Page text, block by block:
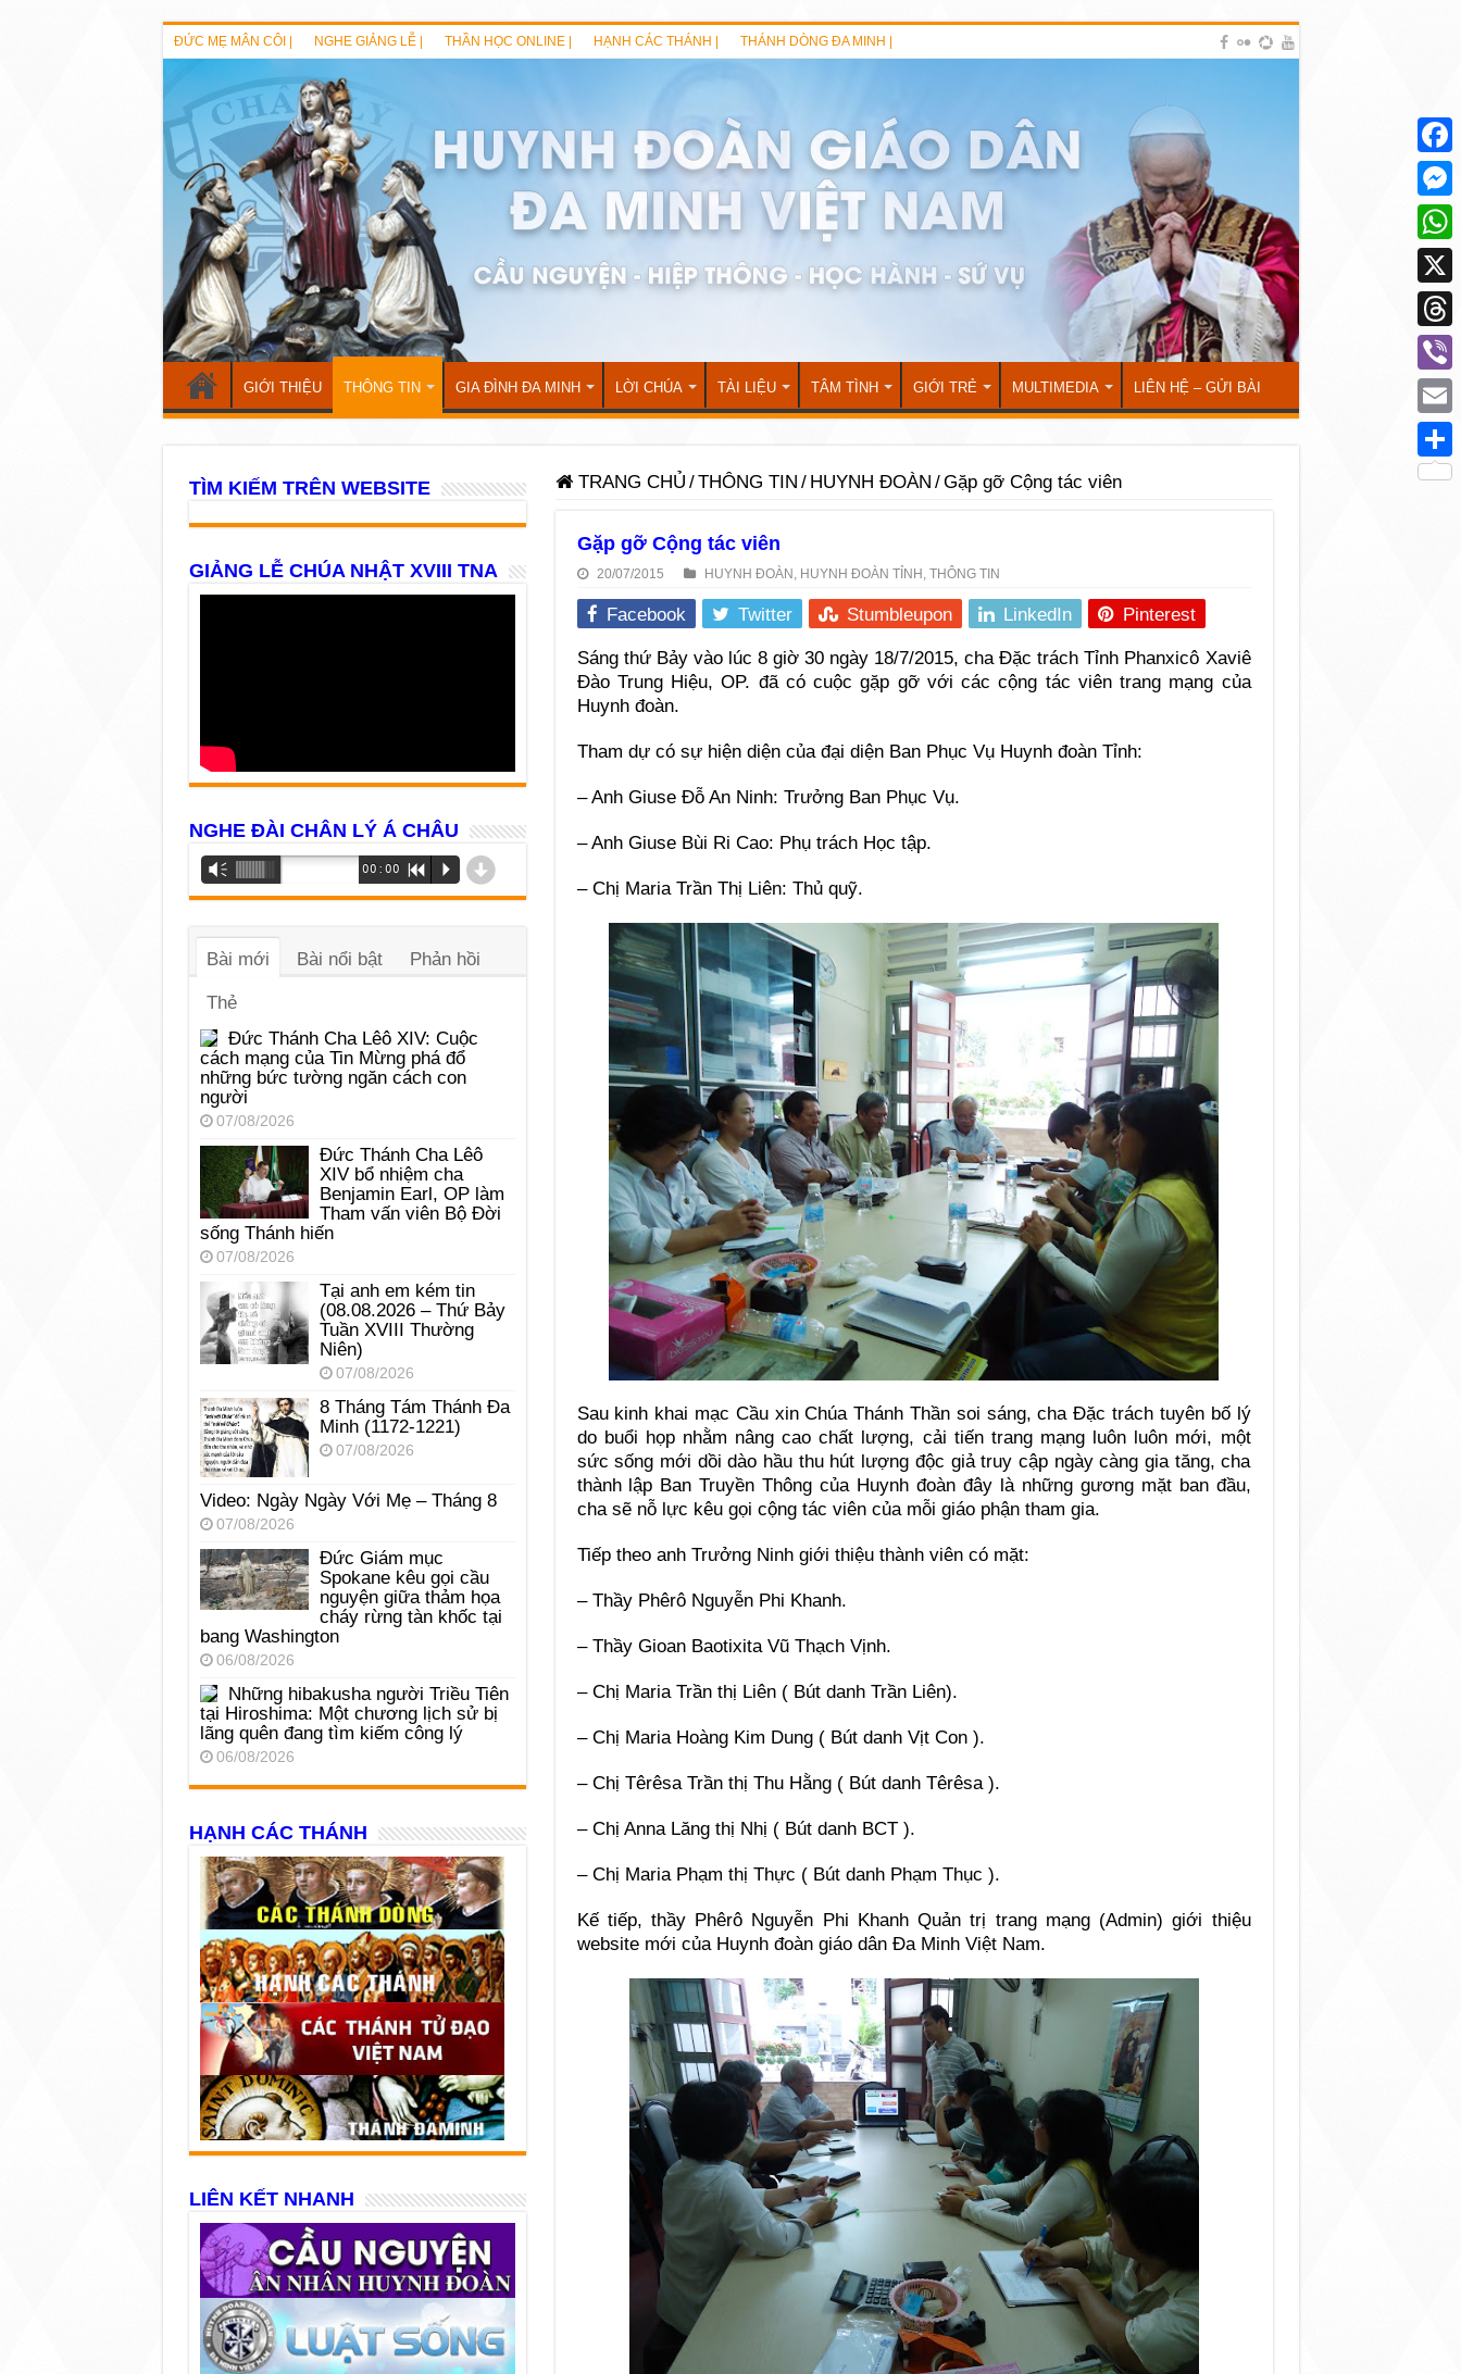
ĐỨC MẸ MÂN CÔI | NGHE GIẢNG LỄ | THẦN HỌC ONLINE | HẠNH CÁC THÁNH | THÁNH DÒNG ĐA MINH |
GIỚI THIỆU THÔNG TIN GIA ĐÌNH ĐA MINH LỜI CHÚA TÀI LIỆU TÂM TÌNH GIỚI TRẺ MULTIMEDIA LIÊN HỆ – GỬI BÀI
TRANG CHỦ /THÔNG TIN / HUYNH ĐOÀN /Gặp gỡ Cộng tác viên
Gặp gỡ Cộng tác viên
20/07/2015 HUYNH ĐOÀN , HUYNH ĐOÀN TỈNH , THÔNG TIN
Facebook Twitter Stumbleupon LinkedIn Pinterest
Sáng thứ Bảy vào lúc 8 giờ 30 ngày 18/7/2015, cha Đặc trách Tỉnh Phanxicô Xaviê
Đào Trung Hiệu, OP. đã có cuộc gặp gỡ với các cộng tác viên trang mạng của
Huynh đoàn.
Tham dự có sự hiện diện của đại diện Ban Phục Vụ Huynh đoàn Tỉnh:
– Anh Giuse Đỗ An Ninh: Trưởng Ban Phục Vụ.
– Anh Giuse Bùi Ri Cao: Phụ trách Học tập.
– Chị Maria Trần Thị Liên: Thủ quỹ.
Sau kinh khai mạc Cầu xin Chúa Thánh Thần soi sáng, cha Đặc trách tuyên bố lý
do buổi họp nhằm nâng cao chất lượng, cải tiến trang mạng luôn luôn mới, một
sức sống mới dồi dào hầu thu hút lượng độc giả truy cập ngày càng gia tăng, cha
thành lập Ban Truyền Thông của Huynh đoàn đây là những gương mặt ban đầu,
cha sẽ nỗ lực kêu gọi cộng tác viên của mỗi giáo phận tham gia.
Tiếp theo anh Trưởng Ninh giới thiệu thành viên có mặt:
– Thầy Phêrô Nguyễn Phi Khanh.
– Thầy Gioan Baotixita Vũ Thạch Vịnh.
– Chị Maria Trần thị Liên ( Bút danh Trần Liên).
– Chị Maria Hoàng Kim Dung ( Bút danh Vịt Con ).
– Chị Têrêsa Trần thị Thu Hằng ( Bút danh Têrêsa ).
– Chị Anna Lăng thị Nhị ( Bút danh BCT ).
– Chị Maria Phạm thị Thực ( Bút danh Phạm Thục ).
Kế tiếp, thầy Phêrô Nguyễn Phi Khanh Quản trị trang mạng (Admin) giới thiệu
website mới của Huynh đoàn giáo dân Đa Minh Việt Nam.
TÌM KIẾM TRÊN WEBSITE
GIẢNG LỄ CHÚA NHẬT XVIII TNA
NGHE ĐÀI CHÂN LÝ Á CHÂU
Trình
phát
âm
Vm 00:00 R P d
Bài mới Bài nổi bật Phản hồi
Thẻ
Đức Thánh Cha Lêô XIV: Cuộc
cách mạng của Tin Mừng phá đổ
những bức tường ngăn cách con
người
07/08/2026
Đức Thánh Cha Lêô
XIV bổ nhiệm cha
Benjamin Earl, OP làm
Tham vấn viên Bộ Đời
sống Thánh hiến
07/08/2026
Tại anh em kém tin
(08.08.2026 – Thứ Bảy
Tuần XVIII Thường
Niên)
07/08/2026
8 Tháng Tám Thánh Ða
Minh (1172-1221)
07/08/2026
Video: Ngày Ngày Với Mẹ – Tháng 8
07/08/2026
Đức Giám mục
Spokane kêu gọi cầu
nguyện giữa thảm họa
cháy rừng tàn khốc tại
bang Washington
06/08/2026
Những hibakusha người Triều Tiên
tại Hiroshima: Một chương lịch sử bị
lãng quên đang tìm kiếm công lý
06/08/2026
HẠNH CÁC THÁNH
LIÊN KẾT NHANH
X
Viber